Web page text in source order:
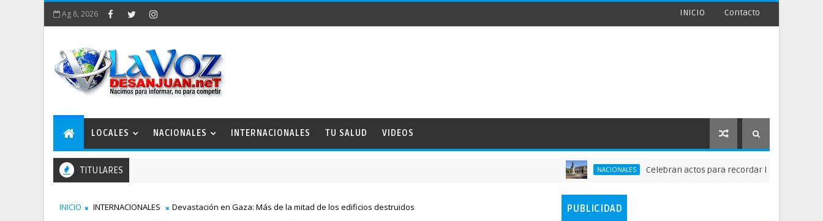
Ag 8, 2026 INICIO Contacto
LOCALES NACIONALES INTERNACIONALES TU SALUD VIDEOS
TITULARES NACIONALES Celebran actos para recordar la fundación de Santo
INICIO INTERNACIONALES Devastación en Gaza: Más de la mitad de los edificios destruidos PUBLICIDAD